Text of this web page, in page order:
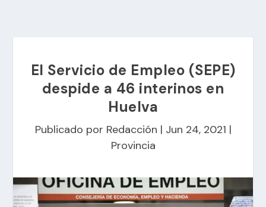
El Servicio de Empleo (SEPE)
despide a 46 interinos en
Huelva
Publicado por Redacción | Jun 24, 2021 |
Provincia